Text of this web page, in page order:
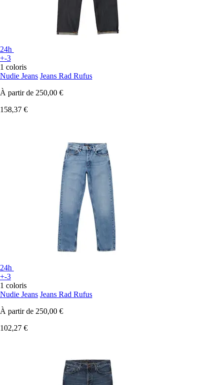
24h
+-3
1 coloris
Nudie Jeans Jeans Rad Rufus
À partir de 250,00 €
158,37 €
24h
+-3
1 coloris
Nudie Jeans Jeans Rad Rufus
À partir de 250,00 €
102,27 €